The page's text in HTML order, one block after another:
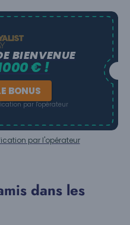
BIENVENUE
€ !
BONUS
par l'opérateur
par l'opérateur
dans les